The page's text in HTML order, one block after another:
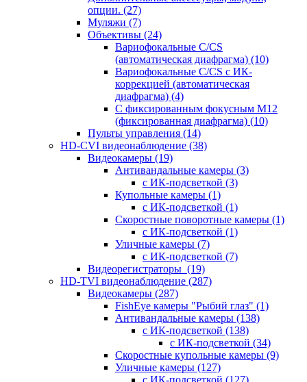
опции. (27)
Муляжи (7)
Объективы (24)
Вариофокальные C/CS
(автоматическая диафрагма) (10)
Вариофокальные C/CS с ИК-
коррекцией (автоматическая
диафрагма) (4)
С фиксированным фокусным М12
(фиксированная диафрагма) (10)
Пульты управления (14)
HD-CVI видеонаблюдение (38)
Видеокамеры (19)
Антивандальные камеры (3)
с ИК-подсветкой (3)
Купольные камеры (1)
с ИК-подсветкой (1)
Скоростные поворотные камеры (1)
с ИК-подсветкой (1)
Уличные камеры (7)
с ИК-подсветкой (7)
Видеорегистраторы (19)
HD-TVI видеонаблюдение (287)
Видеокамеры (287)
FishEye камеры "Рыбий глаз" (1)
Антивандальные камеры (138)
с ИК-подсветкой (138)
с ИК-подсветкой (34)
Скоростные купольные камеры (9)
Уличные камеры (127)
с ИК-подсветкой (127)